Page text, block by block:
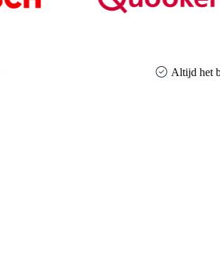
Altijd het